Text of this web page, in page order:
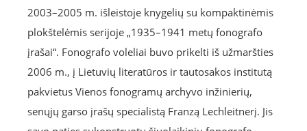
2003–2005 m. išleistoje knygelių su kompaktinėmis
plokštelėmis serijoje „1935–1941 metų fonografo
įrašai“. Fonografo voleliai buvo prikelti iš užmaršties
2006 m., į Lietuvių literatūros ir tautosakos institutą
pakvietus Vienos fonogramų archyvo inžinierių,
senųjų garso įrašų specialistą Franzą Lechleitnerį. Jis